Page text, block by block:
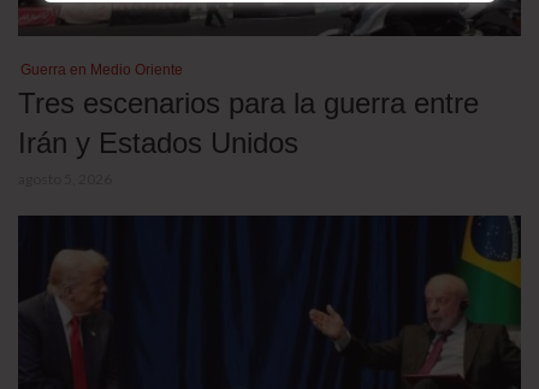
Guerra en Medio Oriente
Tres escenarios para la guerra entre
Irán y Estados Unidos